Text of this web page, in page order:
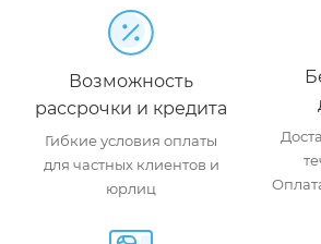
Возможность
рассрочки и кредита
Гибкие условия оплаты
для частных клиентов и
юрлиц